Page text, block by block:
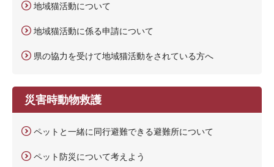
地域猫活動について
地域猫活動に係る申請について
県の協力を受けて地域猫活動をされている方へ
災害時動物救護
ペットと一緒に同行避難できる避難所について
ペット防災について考えよう